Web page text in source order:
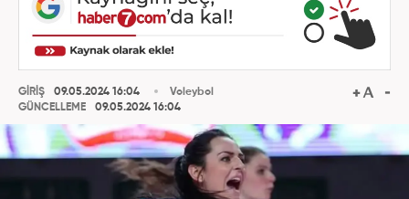
GİRİŞ
09.05.2024 16:04
GÜNCELLEME
09.05.2024 16:04
Voleybol